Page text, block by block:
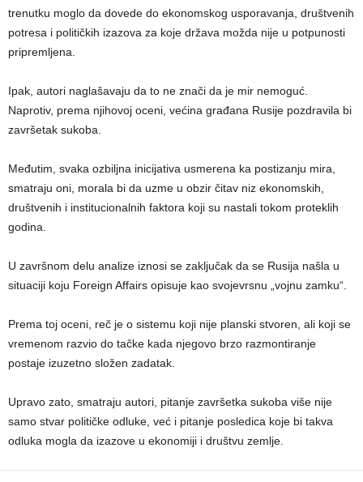
trenutku moglo da dovede do ekonomskog usporavanja, društvenih
potresa i političkih izazova za koje država možda nije u potpunosti
pripremljena.
Ipak, autori naglašavaju da to ne znači da je mir nemoguć.
Naprotiv, prema njihovoj oceni, većina građana Rusije pozdravila bi
završetak sukoba.
Međutim, svaka ozbiljna inicijativa usmerena ka postizanju mira,
smatraju oni, morala bi da uzme u obzir čitav niz ekonomskih,
društvenih i institucionalnih faktora koji su nastali tokom proteklih
godina.
U završnom delu analize iznosi se zaključak da se Rusija našla u
situaciji koju Foreign Affairs opisuje kao svojevrsnu „vojnu zamku“.
Prema toj oceni, reč je o sistemu koji nije planski stvoren, ali koji se
vremenom razvio do tačke kada njegovo brzo razmontiranje
postaje izuzetno složen zadatak.
Upravo zato, smatraju autori, pitanje završetka sukoba više nije
samo stvar političke odluke, već i pitanje posledica koje bi takva
odluka mogla da izazove u ekonomiji i društvu zemlje.